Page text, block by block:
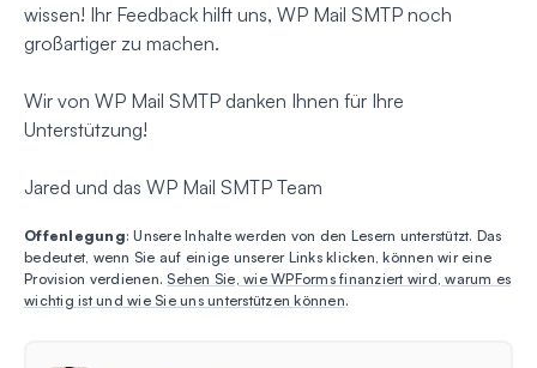
wissen! Ihr Feedback hilft uns, WP Mail SMTP noch
großartiger zu machen.
Wir von WP Mail SMTP danken Ihnen für Ihre
Unterstützung!
Jared und das WP Mail SMTP Team
Offenlegung: Unsere Inhalte werden von den Lesern unterstützt. Das
bedeutet, wenn Sie auf einige unserer Links klicken, können wir eine
Provision verdienen.Sehen Sie, wie WPForms finanziert wird, warum es
wichtig ist und wie Sie uns unterstützen können.